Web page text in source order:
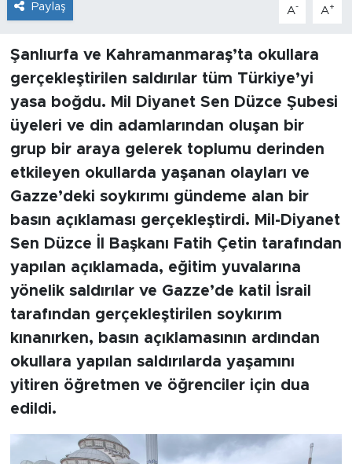
Paylaş A- A+
Şanlıurfa ve Kahramanmaraş’ta okullara
gerçekleştirilen saldırılar tüm Türkiye’yi
yasa boğdu. Mil Diyanet Sen Düzce Şubesi
üyeleri ve din adamlarından oluşan bir
grup bir araya gelerek toplumu derinden
etkileyen okullarda yaşanan olayları ve
Gazze’deki soykırımı gündeme alan bir
basın açıklaması gerçekleştirdi. Mil-Diyanet
Sen Düzce İl Başkanı Fatih Çetin tarafından
yapılan açıklamada, eğitim yuvalarına
yönelik saldırılar ve Gazze’de katil İsrail
tarafından gerçekleştirilen soykırım
kınanırken, basın açıklamasının ardından
okullara yapılan saldırılarda yaşamını
yitiren öğretmen ve öğrenciler için dua
edildi.